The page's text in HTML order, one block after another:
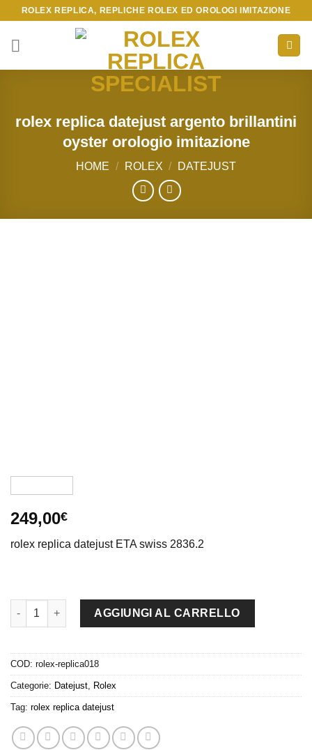
content
ROLEX REPLICA, REPLICHE ROLEX ED OROLOGI IMITAZIONE
rolex replica datejust argento brillantini
oyster orologio imitazione
HOME / ROLEX / DATEJUST
249,00€
rolex replica datejust ETA swiss 2836.2
rolex replica datejust argento brillantini oyster orologio
AGGIUNGI AL CARRELLO
COD: rolex-replica018
Categorie: Datejust Rolex
Tag: rolex replica datejust